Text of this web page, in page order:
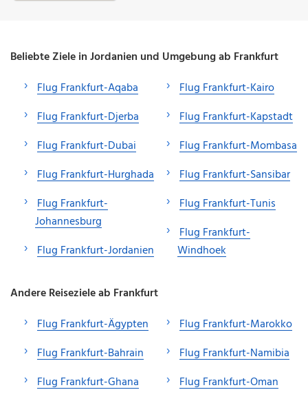
Beliebte Ziele in Jordanien und Umgebung ab Frankfurt
Flug Frankfurt-Aqaba
Flug Frankfurt-Djerba
Flug Frankfurt-Dubai
Flug Frankfurt-Hurghada
Flug Frankfurt-
Johannesburg
Flug Frankfurt-Jordanien
Flug Frankfurt-Kairo
Flug Frankfurt-Kapstadt
Flug Frankfurt-Mombasa
Flug Frankfurt-Sansibar
Flug Frankfurt-Tunis
Flug Frankfurt-
Windhoek
Andere Reiseziele ab Frankfurt
Flug Frankfurt-Ägypten
Flug Frankfurt-Bahrain
Flug Frankfurt-Ghana
Flug Frankfurt-Marokko
Flug Frankfurt-Namibia
Flug Frankfurt-Oman